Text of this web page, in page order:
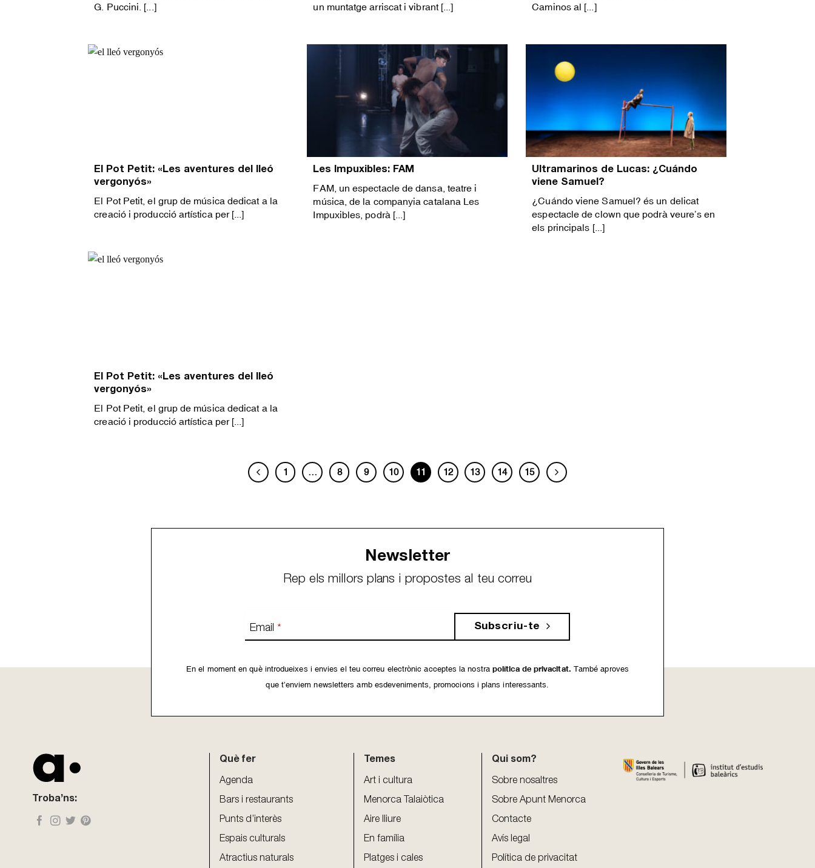
G. Puccini. [...]
un muntatge arriscat i vibrant [...]
Caminos al [...]
El Pot Petit: «Les aventures del lleó
vergonyós»
El Pot Petit, el grup de música dedicat a la
creació i producció artística per [...]
Les Impuxibles: FAM
FAM, un espectacle de dansa, teatre i
música, de la companyia catalana Les
Impuxibles, podrà [...]
Ultramarinos de Lucas: ¿Cuándo
viene Samuel?
¿Cuándo viene Samuel? és un delicat
espectacle de clown que podrà veure’s en
els principals [...]
El Pot Petit: «Les aventures del lleó
vergonyós»
El Pot Petit, el grup de música dedicat a la
creació i producció artística per [...]
1 … 8 9 10 11 12 13 14 15
Newsletter
Rep els millors plans i propostes al teu correu
Email * Subscriu-te
En el moment en què introdueixes i envies el teu correu electrònic acceptes la nostra política de privacitat. També aproves
que t’enviem newsletters amb esdeveniments, promocions i plans interessants.
Troba’ns:
Què fer
Agenda
Bars i restaurants
Punts d’interès
Espais culturals
Atractius naturals
Temes
Art i cultura
Menorca Talaiòtica
Aire lliure
En família
Platges i cales
Qui som?
Sobre nosaltres
Sobre Apunt Menorca
Contacte
Avís legal
Política de privacitat